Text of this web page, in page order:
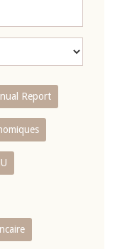
Report